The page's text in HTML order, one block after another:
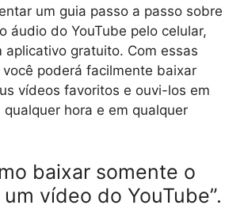
um guia passo a passo sobre
áudio do YouTube pelo celular,
aplicativo gratuito. Com essas
poderá facilmente baixar
vídeos favoritos e ouvi-los em
qualquer hora e em qualquer
baixar somente o
vídeo do YouTube”.